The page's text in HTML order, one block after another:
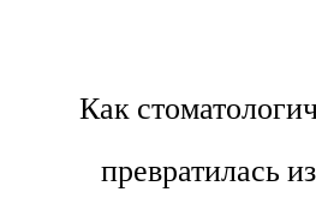
Как
превратилась